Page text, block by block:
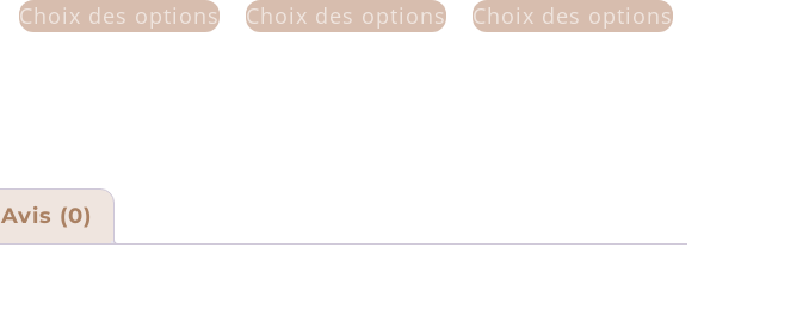
Choix des options Choix des options Choix des options
Avis (0)